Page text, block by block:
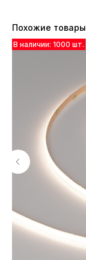
Похожие товары